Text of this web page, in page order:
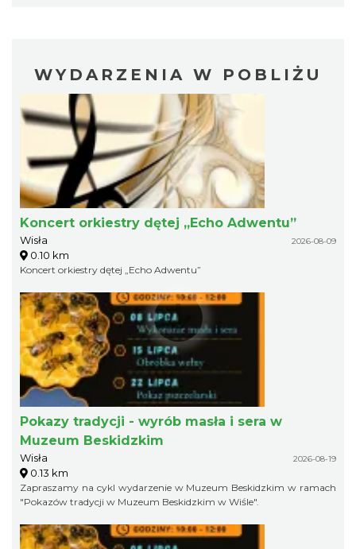
WYDARZENIA W POBLIŻU
Koncert orkiestry dętej „Echo Adwentu”
Wisła 2026-08-09
0.10 km
Koncert orkiestry dętej „Echo Adwentu”
Pokazy tradycji - wyrób masła i sera w
Muzeum Beskidzkim
Wisła 2026-08-19
0.13 km
Zapraszamy na cykl wydarzenie w Muzeum Beskidzkim w ramach
"Pokazów tradycji w Muzeum Beskidzkim w Wiśle".